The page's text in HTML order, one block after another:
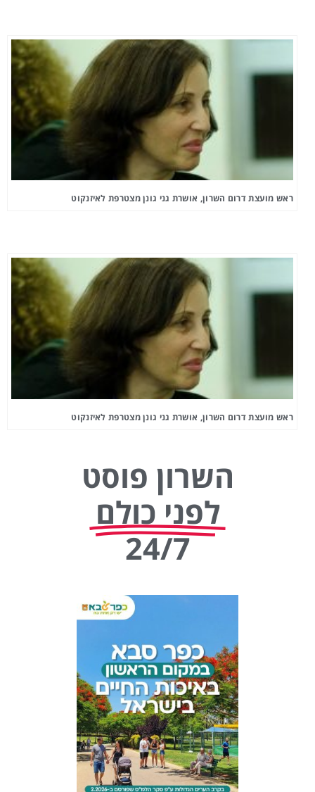
ראש מועצת דרום השרון, אושרת גני גונן מצטרפת לאיזנקוט
ראש מועצת דרום השרון, אושרת גני גונן מצטרפת לאיזנקוט
השרון פוסט
לפני כולם
24/7